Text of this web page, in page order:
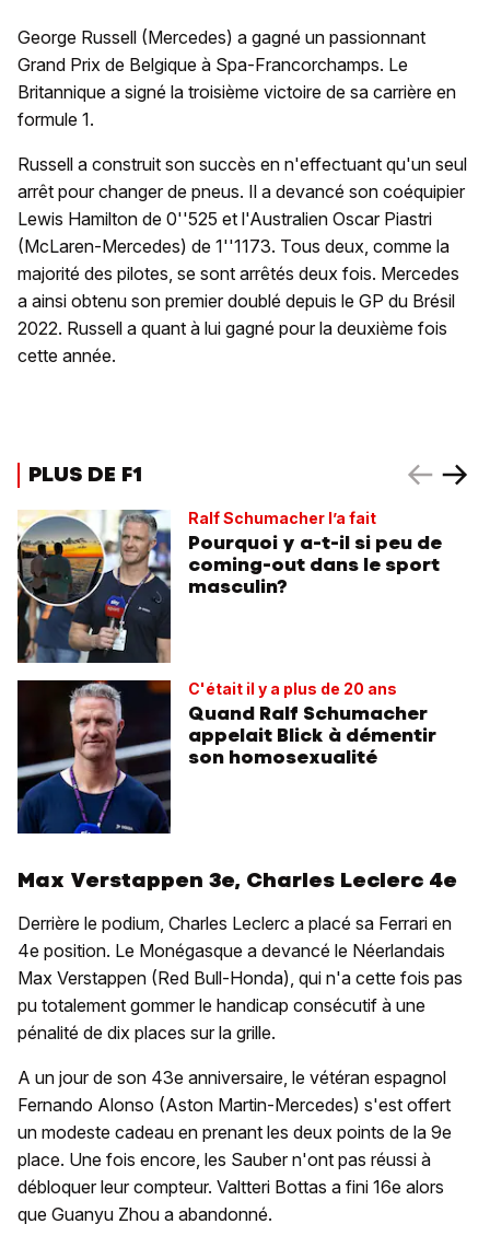
George Russell (Mercedes) a gagné un passionnant
Grand Prix de Belgique à Spa-Francorchamps. Le
Britannique a signé la troisième victoire de sa carrière en
formule 1.
Russell a construit son succès en n'effectuant qu'un seul
arrêt pour changer de pneus. Il a devancé son coéquipier
Lewis Hamilton de 0''525 et l'Australien Oscar Piastri
(McLaren-Mercedes) de 1''1173. Tous deux, comme la
majorité des pilotes, se sont arrêtés deux fois. Mercedes
a ainsi obtenu son premier doublé depuis le GP du Brésil
2022. Russell a quant à lui gagné pour la deuxième fois
cette année.
PLUS DE F1
Ralf Schumacher l’a fait
Pourquoi y a-t-il si peu de
coming-out dans le sport
masculin?
C'était il y a plus de 20 ans
Quand Ralf Schumacher
appelait Blick à démentir
son homosexualité
Max Verstappen 3e, Charles Leclerc 4e
Derrière le podium, Charles Leclerc a placé sa Ferrari en
4e position. Le Monégasque a devancé le Néerlandais
Max Verstappen (Red Bull-Honda), qui n'a cette fois pas
pu totalement gommer le handicap consécutif à une
pénalité de dix places sur la grille.
A un jour de son 43e anniversaire, le vétéran espagnol
Fernando Alonso (Aston Martin-Mercedes) s'est offert
un modeste cadeau en prenant les deux points de la 9e
place. Une fois encore, les Sauber n'ont pas réussi à
débloquer leur compteur. Valtteri Bottas a fini 16e alors
que Guanyu Zhou a abandonné.